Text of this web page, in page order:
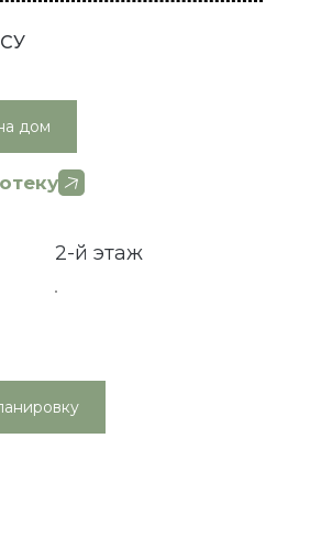
дом
2-й этаж